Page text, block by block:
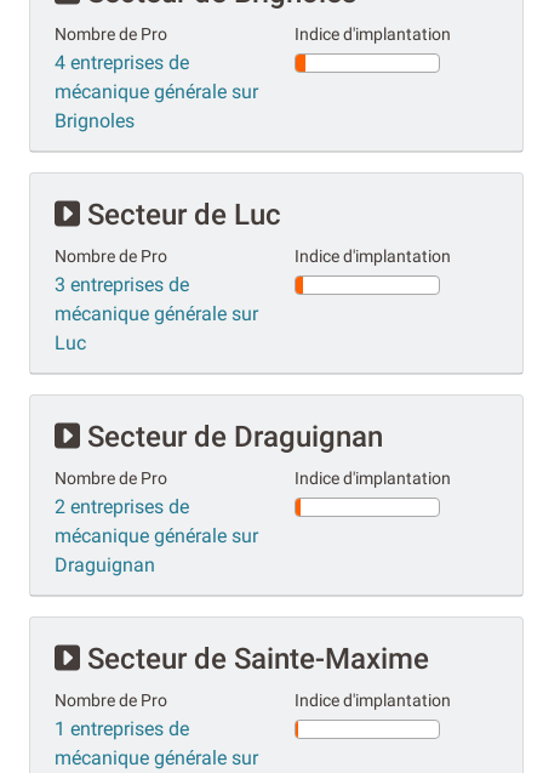
Nombre de Pro
4 entreprises de
mécanique générale sur
Brignoles
Indice d'implantation
Secteur de Luc
Nombre de Pro
3 entreprises de
mécanique générale sur
Luc
Indice d'implantation
Secteur de Draguignan
Nombre de Pro
2 entreprises de
mécanique générale sur
Draguignan
Indice d'implantation
Secteur de Sainte-Maxime
Nombre de Pro
1 entreprises de
mécanique générale sur
Indice d'implantation